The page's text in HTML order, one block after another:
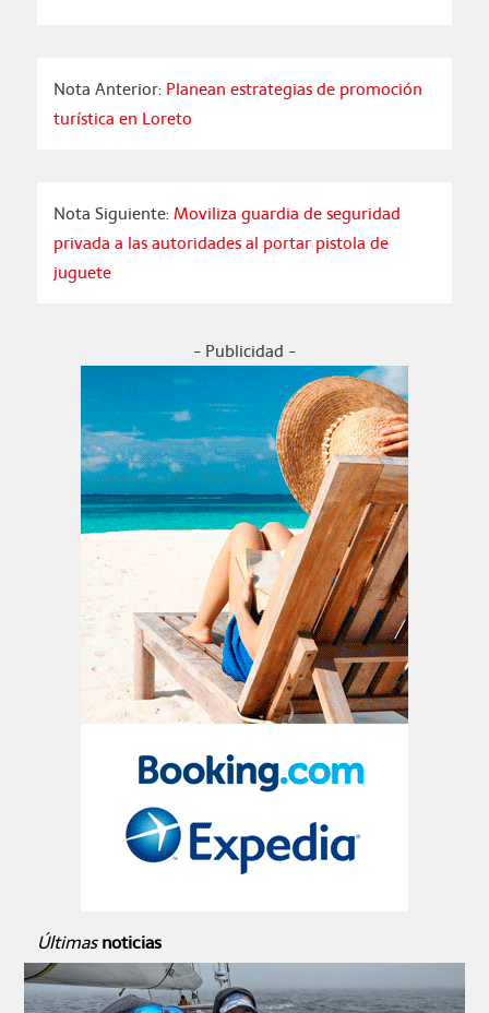
Nota Anterior:Planean estrategias de promoción
turística en Loreto
Nota Siguiente:Moviliza guardia de seguridad
privada a las autoridades al portar pistola de
juguete
- Publicidad -
Últimas noticias